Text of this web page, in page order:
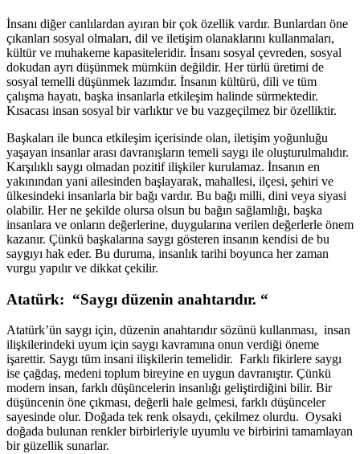
İnsanı diğer canlılardan ayıran bir çok özellik vardır. Bunlardan öne
çıkanları sosyal olmaları, dil ve iletişim olanaklarını kullanmaları,
kültür ve muhakeme kapasiteleridir. İnsanı sosyal çevreden, sosyal
dokudan ayrı düşünmek mümkün değildir. Her türlü üretimi de
sosyal temelli düşünmek lazımdır. İnsanın kültürü, dili ve tüm
çalışma hayatı, başka insanlarla etkileşim halinde sürmektedir.
Kısacası insan sosyal bir varlıktır ve bu vazgeçilmez bir özelliktir.
Başkaları ile bunca etkileşim içerisinde olan, iletişim yoğunluğu
yaşayan insanlar arası davranışların temeli saygı ile oluşturulmalıdır.
Karşılıklı saygı olmadan pozitif ilişkiler kurulamaz. İnsanın en
yakınından yani ailesinden başlayarak, mahallesi, ilçesi, şehiri ve
ülkesindeki insanlarla bir bağı vardır. Bu bağı milli, dini veya siyasi
olabilir. Her ne şekilde olursa olsun bu bağın sağlamlığı, başka
insanlara ve onların değerlerine, duygularına verilen değerlerle önem
kazanır. Çünkü başkalarına saygı gösteren insanın kendisi de bu
saygıyı hak eder. Bu duruma, insanlık tarihi boyunca her zaman
vurgu yapılır ve dikkat çekilir.
Atatürk: “Saygı düzenin anahtarıdır. “
Atatürk’ün saygı için, düzenin anahtarıdır sözünü kullanması, insan
ilişkilerindeki uyum için saygı kavramına onun verdiği öneme
işarettir. Saygı tüm insani ilişkilerin temelidir. Farklı fikirlere saygı
ise çağdaş, medeni toplum bireyine en uygun davranıştır. Çünkü
modern insan, farklı düşüncelerin insanlığı geliştirdiğini bilir. Bir
düşüncenin öne çıkması, değerli hale gelmesi, farklı düşünceler
sayesinde olur. Doğada tek renk olsaydı, çekilmez olurdu. Oysaki
doğada bulunan renkler birbirleriyle uyumlu ve birbirini tamamlayan
bir güzellik sunarlar.